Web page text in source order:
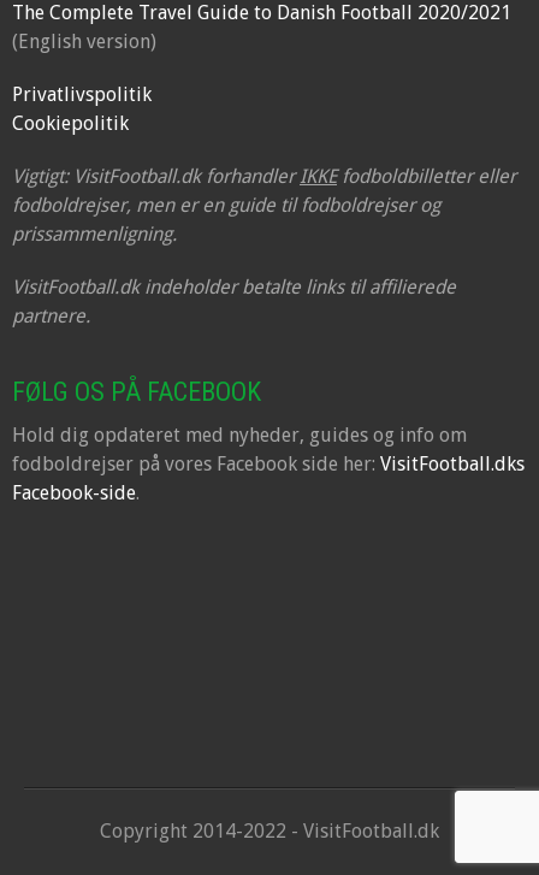
The Complete Travel Guide to Danish Football 2020/2021
(English version)
Privatlivspolitik
Cookiepolitik
Vigtigt: VisitFootball.dk forhandler IKKEfodboldbilletter eller
fodboldrejser, men er en guide til fodboldrejser og
prissammenligning.
VisitFootball.dk indeholder betalte links til affilierede
partnere.
FØLG OS PÅ FACEBOOK
Hold dig opdateret med nyheder, guides og info om
fodboldrejser på vores Facebook side her: VisitFootball.dks
Facebook-side.
Copyright 2014-2022 - VisitFootball.dk